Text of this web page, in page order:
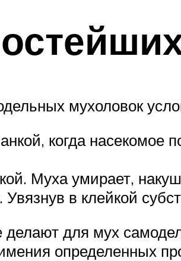
мухоловок
когда насекомое
Муха умирает,
в клейкой
для мух
определенных